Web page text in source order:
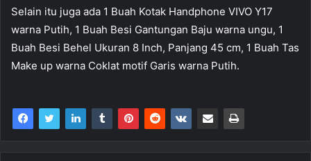
Selain itu juga ada 1 Buah Kotak Handphone VIVO Y17
warna Putih, 1 Buah Besi Gantungan Baju warna ungu, 1
Buah Besi Behel Ukuran 8 Inch, Panjang 45 cm, 1 Buah Tas
Make up warna Coklat motif Garis warna Putih.